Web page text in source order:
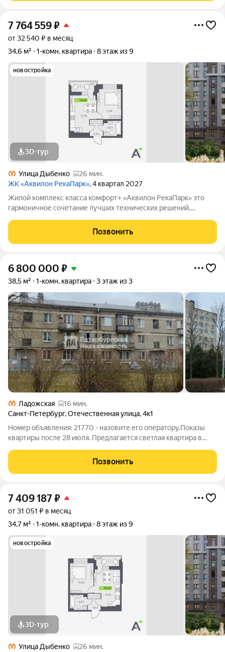
7 764 559₽
от 32 540 ₽ в месяц
34,6 м²
1-комн. квартира 8 этаж из 9
новостройка
3D-тур
Улица Дыбенко
26 мин.
ЖК «Аквилон РекаПарк», 4 квартал 2027
Жилой комплекс класса комфорт+ «Аквилон РекаПарк» это
гармоничное сочетание лучших технических решений,
направленности. Мы разработали перспективный проект для
тех, кто ценит комфорт,
Позвонить
6 800 000 ₽
38,5 м² 1-комн. квартира 3 этаж из 3
Ладожская
16 мин.
Санкт-Петербург,Отечественная улица,4к1
Номер объявления: 21770 - назовите его оператору.Показы
квартиры после 28 июля. Предлагается светлая квартира в
обременений, без использования мат. капитала. Подходит для
всех видов оплаты. О
Позвонить
7 409 187₽
от 31 051 ₽ в месяц
34,7 м²
1-комн. квартира 8 этаж из 9
новостройка
3D-тур
Улица Дыбенко
26 мин.